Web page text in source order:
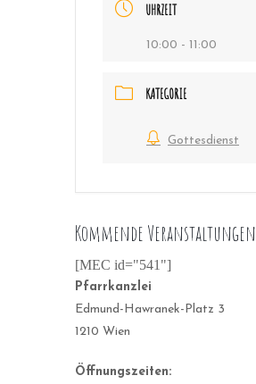
UHRZEIT
10:00 - 11:00
KATEGORIE
Gottesdienst
Kommende Veranstaltungen
[MEC id="541"]
Pfarrkanzlei
Edmund-Hawranek-Platz 3
1210 Wien
Öffnungszeiten: